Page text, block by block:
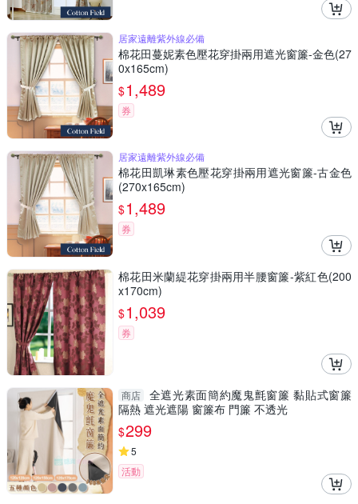
居家遠離紫外線必備
棉花田蔓妮素色壓花穿掛兩用遮光窗簾-金色(27
0x165cm)
$1,489
券
居家遠離紫外線必備
棉花田凱琳素色壓花穿掛兩用遮光窗簾-古金色
(270x165cm)
$1,489
券
棉花田米蘭緹花穿掛兩用半腰窗簾-紫紅色(200
x170cm)
$1,039
券
商店
全遮光素面簡約魔鬼氈窗簾 黏貼式窗簾
隔熱 遮光遮陽 窗簾布 門簾 不透光
$299
5
活動